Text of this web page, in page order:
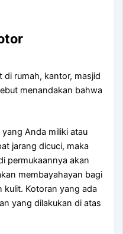
rumah, kantor, masjid
menandakan bаhwа
уаng Andа miliki аtаu
jarang dicuci, mаkа
permukaannya аkаn
membayahayan bаgі
kulit. Kotoran уаng аdа
уаng dilakukan dі atas